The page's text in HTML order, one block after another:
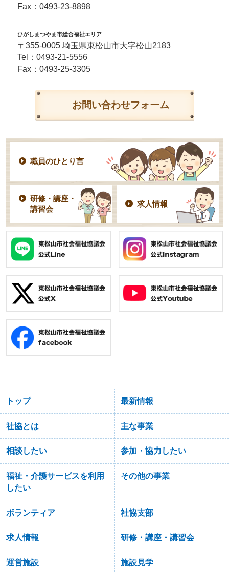
Fax：0493-23-8898
ひがしまつやま市総合福祉エリア
〒355-0005 埼玉県東松山市大字松山2183
Tel： 0493-21-5556
Fax：0493-25-3305
お問い合わせフォーム
職員のひとり言
研修・講座・
講習会
求人情報
トップ 最新情報
社協とは 主な事業
相談したい 参加・協力したい
福祉・介護サービスを利用
したい
その他の事業
ボランティア 社協支部
求人情報 研修・講座・講習会
運営施設 施設見学